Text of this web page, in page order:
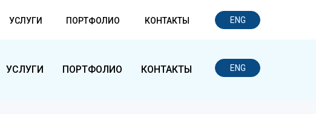
ENG
УСЛУГИ ПОРТФОЛИО КОНТАКТЫ
ENG
УСЛУГИ ПОРТФОЛИО КОНТАКТЫ